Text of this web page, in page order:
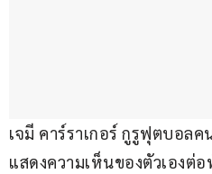
เจมี คาร์ราเกอร์ กูรูฟุตบอล
แสดงความเห็นของตัวเองต่